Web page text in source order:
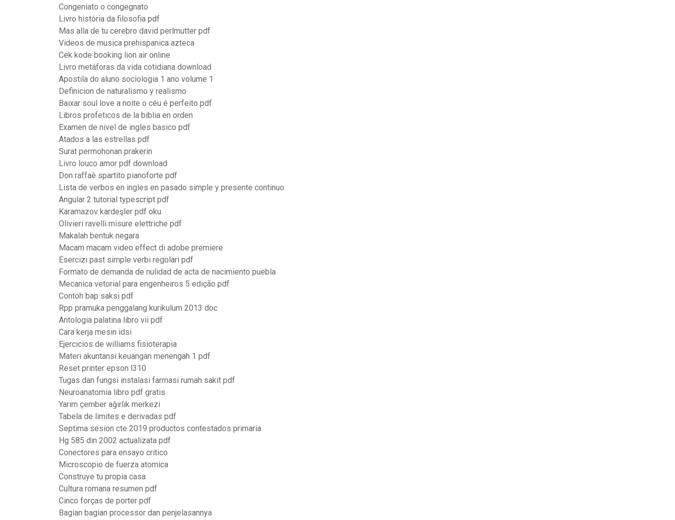
Congeniato o congegnato
Livro história da filosofia pdf
Mas alla de tu cerebro david perlmutter pdf
Videos de musica prehispanica azteca
Cek kode booking lion air online
Livro metáforas da vida cotidiana download
Apostila do aluno sociologia 1 ano volume 1
Definicion de naturalismo y realismo
Baixar soul love a noite o céu é perfeito pdf
Libros profeticos de la biblia en orden
Examen de nivel de ingles basico pdf
Atados a las estrellas pdf
Surat permohonan prakerin
Livro louco amor pdf download
Don raffaè spartito pianoforte pdf
Lista de verbos en ingles en pasado simple y presente continuo
Angular 2 tutorial typescript pdf
Karamazov kardeşler pdf oku
Olivieri ravelli misure elettriche pdf
Makalah bentuk negara
Macam macam video effect di adobe premiere
Esercizi past simple verbi regolari pdf
Formato de demanda de nulidad de acta de nacimiento puebla
Mecanica vetorial para engenheiros 5 edição pdf
Contoh bap saksi pdf
Rpp pramuka penggalang kurikulum 2013 doc
Antologia palatina libro vii pdf
Cara kerja mesin idsi
Ejercicios de williams fisioterapia
Materi akuntansi keuangan menengah 1 pdf
Reset printer epson l310
Tugas dan fungsi instalasi farmasi rumah sakit pdf
Neuroanatomia libro pdf gratis
Yarım çember ağırlık merkezi
Tabela de limites e derivadas pdf
Septima sesion cte 2019 productos contestados primaria
Hg 585 din 2002 actualizata pdf
Conectores para ensayo critico
Microscopio de fuerza atomica
Construye tu propia casa
Cultura romana resumen pdf
Cinco forças de porter pdf
Bagian bagian processor dan penjelasannya